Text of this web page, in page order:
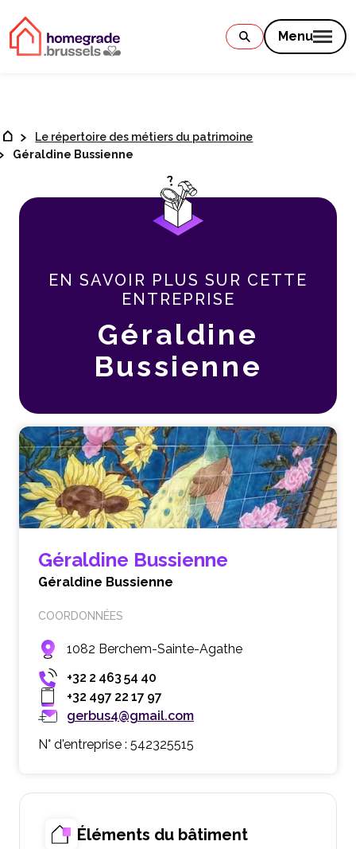
Menu
Le répertoire des métiers du patrimoine
Géraldine Bussienne
EN SAVOIR PLUS SUR CETTE
ENTREPRISE
Géraldine
Bussienne
Géraldine Bussienne
Géraldine Bussienne
COORDONNÉES
1082 Berchem-Sainte-Agathe
+32 2 463 54 40
+32 497 22 17 97
gerbus4@gmail.com
N° d'entreprise : 542325515
Éléments du bâtiment